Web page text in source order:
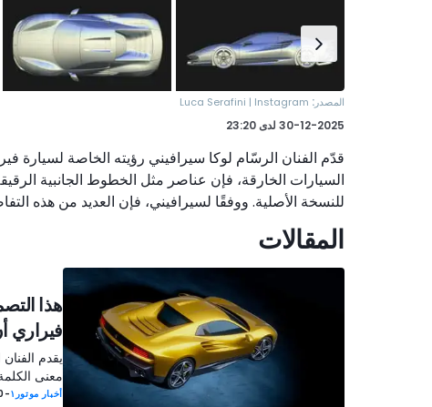
المصدر:
Luca Serafini | Instagram
30-12-2025 لدى
قدّم الفنان الرسّام لوكا سيرافيني رؤيته الخاصة لسيارة
السيارات الخارقة، فإن عناصر مثل الخطوط الجانبية
للنسخة الأصلية. ووفقًا لسيرافيني، فإن العديد من هذه
المقالات
هذا
فيراري
يقدم
معنى
أخبار موتور١ -
30